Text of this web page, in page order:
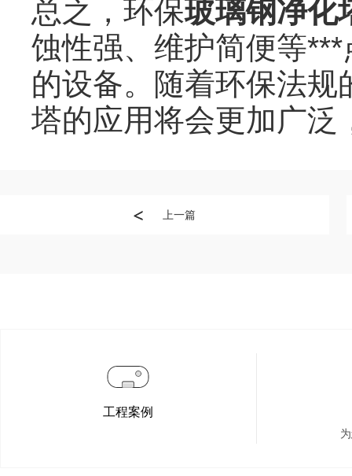
总之，环保玻璃钢净化
蚀性强、维护简便等
的设备。随着环保法
塔的应用将会更加广泛
上一篇
工程案例